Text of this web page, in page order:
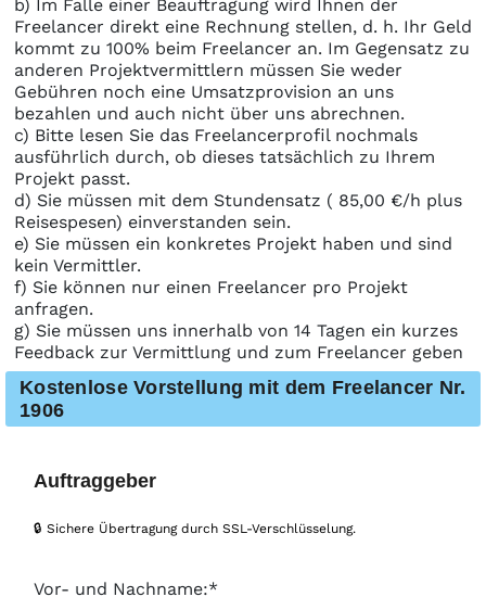
b) Im Falle einer Beauftragung wird Ihnen der
Freelancer direkt eine Rechnung stellen, d. h. Ihr Geld
kommt zu 100% beim Freelancer an. Im Gegensatz zu
anderen Projektvermittlern müssen Sie weder
Gebühren noch eine Umsatzprovision an uns
bezahlen und auch nicht über uns abrechnen.
c) Bitte lesen Sie das Freelancerprofil nochmals
ausführlich durch, ob dieses tatsächlich zu Ihrem
Projekt passt.
d) Sie müssen mit dem Stundensatz ( 85,00 €/h plus
Reisespesen) einverstanden sein.
e) Sie müssen ein konkretes Projekt haben und sind
kein Vermittler.
f) Sie können nur einen Freelancer pro Projekt
anfragen.
g) Sie müssen uns innerhalb von 14 Tagen ein kurzes
Feedback zur Vermittlung und zum Freelancer geben
Kostenlose Vorstellung mit dem Freelancer Nr.
1906
Auftraggeber
🔒 Sichere Übertragung durch SSL-Verschlüsselung.
Vor- und Nachname:*